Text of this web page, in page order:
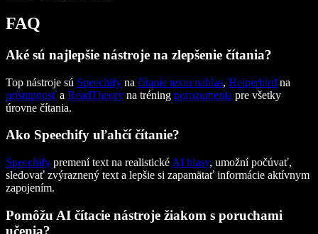
FAQ
Aké sú najlepšie nástroje na zlepšenie čítania?
Top nástroje sú Speechify na čítanie textu nahlas, Helperbird na
prístupnosť a ReadTheory na tréning porozumenia pre všetky
úrovne čítania.
Ako Speechify uľahčí čítanie?
Speechify premení text na realistické AI hlasy, umožní počúvať,
sledovať zvýraznený text a lepšie si zapamätať informácie aktívnym
zapojením.
Pomôžu AI čítacie nástroje žiakom s poruchami
učenia?